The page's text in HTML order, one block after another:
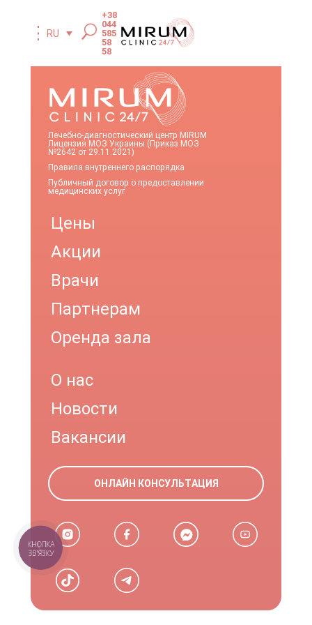
RU
+38
044
585
58
58
Лечебно-диагностический центр MIRUM
Лицензия МОЗ Украины (Приказ МОЗ
№2642 от 29.11.2021)
Правила внутреннего распорядка
Публичный договор о предоставлении
медицинских услуг
Цены
Акции
Врачи
Партнерам
Оренда зала
О нас
Новости
Вакансии
ОНЛАЙН КОНСУЛЬТАЦИЯ
КНОПКА
ЗВ'ЯЗКУ